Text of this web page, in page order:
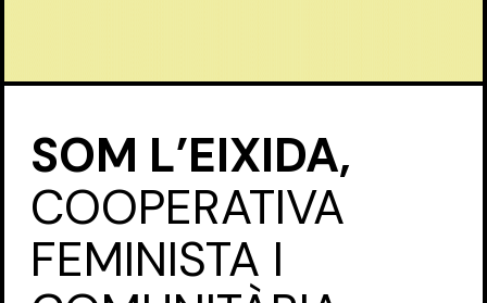
SOM L’EIXIDA,
COOPERATIVA
FEMINISTA I